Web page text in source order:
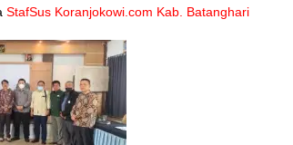
StafSus Koranjokowi.com Kab. Batanghari